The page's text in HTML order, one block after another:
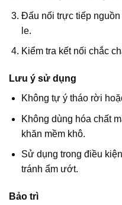
Đấu nối trực tiếp
le.
Kiểm tra kết nối chắc
Lưu ý sử dụng
Không tự ý tháo rời
Không dùng hóa chất
khăn mềm khô.
Sử dụng trong điều
tránh ẩm ướt.
Bảo trì